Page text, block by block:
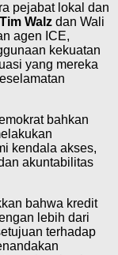
pejabat lokal dan
Tim Walz dan Wali
agen ICE,
kekuatan
yang mereka
bahkan
kendala akses,
akuntabilitas
bahwa kredit
lebih dari
terhadap